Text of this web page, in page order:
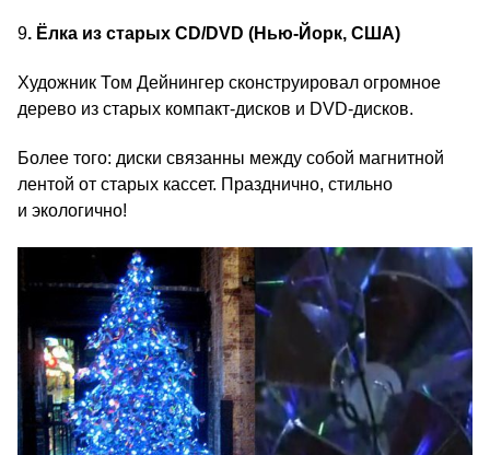
9. Ёлка из старых CD/DVD (Нью-Йорк, США)
Художник Том Дейнингер сконструировал огромное
дерево из старых компакт-дисков и DVD-дисков.
Более того: диски связанны между собой магнитной
лентой от старых кассет. Празднично, стильно
и экологично!